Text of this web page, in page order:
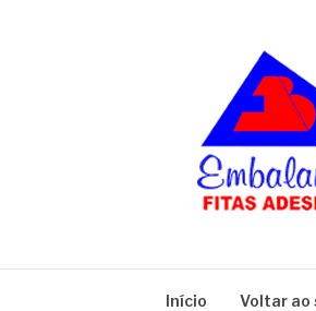
Início Voltar ao